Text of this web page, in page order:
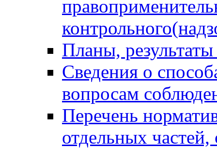
Планы,
Сведения о
вопросам
Перечень
отдельных